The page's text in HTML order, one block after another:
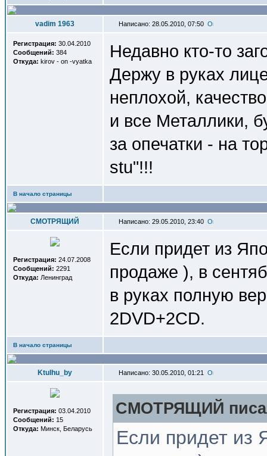
vadim 1963 Написано: 28.05.2010, 07:50
Регистрация: 30.04.2010
Сообщений: 384
Откуда: kirov - on -vyatka
Недавно кто-то
Держу в руках
неплохой,
и все Металлики,
за опечатки - на
stu"!!!
В начало страницы
СМОТРЯЩИЙ Написано: 29.05.2010, 23:40
Регистрация: 24.07.2008
Сообщений: 2291
Откуда: Ленинград
Если придет из
продаже ), в
в руках полную
2DVD+2CD.
В начало страницы
Ktulhu_by Написано: 30.05.2010, 01:21
Регистрация: 03.04.2010
Сообщений: 15
Откуда: Минск, Беларусь
СМОТРЯЩИЙ
Если придет из